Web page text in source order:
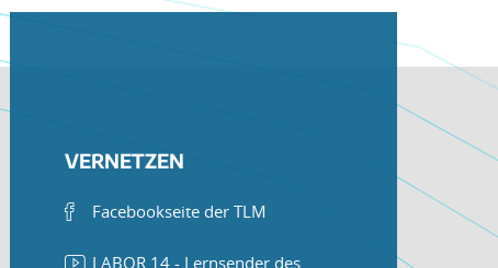
VERNETZEN
Facebookseite der TLM
LABOR 14 - Lernsender des